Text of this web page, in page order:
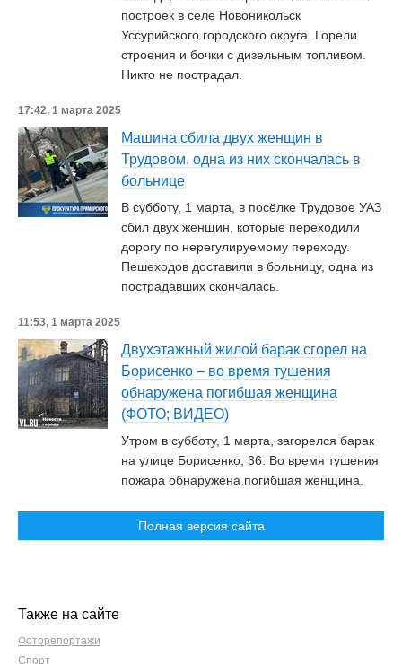
построек в селе Новоникольск
Уссурийского городского округа. Горели
строения и бочки с дизельным топливом.
Никто не пострадал.
17:42, 1 марта 2025
Машина сбила двух женщин в
Трудовом, одна из них скончалась в
больнице
В субботу, 1 марта, в посёлке Трудовое УАЗ
сбил двух женщин, которые переходили
дорогу по нерегулируемому переходу.
Пешеходов доставили в больницу, одна из
пострадавших скончалась.
11:53, 1 марта 2025
Двухэтажный жилой барак сгорел на
Борисенко – во время тушения
обнаружена погибшая женщина
(ФОТО; ВИДЕО)
Утром в субботу, 1 марта, загорелся барак
на улице Борисенко, 36. Во время тушения
пожара обнаружена погибшая женщина.
Полная версия сайта
Также на сайте
Фоторепортажи
Спорт